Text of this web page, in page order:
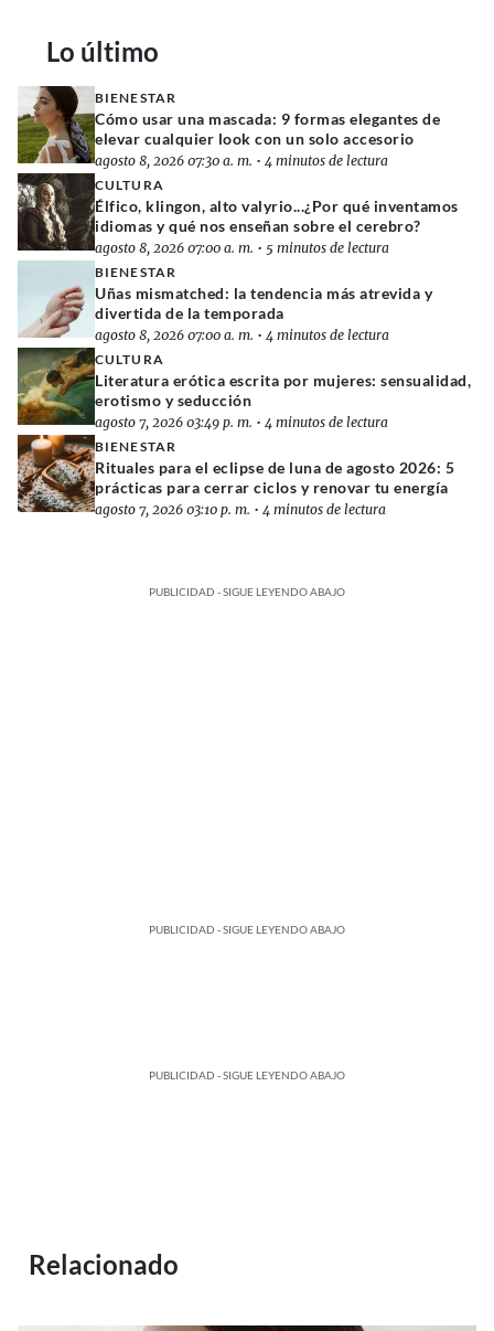
Lo último
BIENESTAR
Cómo usar una mascada: 9 formas elegantes de
elevar cualquier look con un solo accesorio
agosto 8, 2026 07:30 a. m. • 4 minutos de lectura
CULTURA
Élfico, klingon, alto valyrio...¿Por qué inventamos
idiomas y qué nos enseñan sobre el cerebro?
agosto 8, 2026 07:00 a. m. • 5 minutos de lectura
BIENESTAR
Uñas mismatched: la tendencia más atrevida y
divertida de la temporada
agosto 8, 2026 07:00 a. m. • 4 minutos de lectura
CULTURA
Literatura erótica escrita por mujeres: sensualidad,
erotismo y seducción
agosto 7, 2026 03:49 p. m. • 4 minutos de lectura
BIENESTAR
Rituales para el eclipse de luna de agosto 2026: 5
prácticas para cerrar ciclos y renovar tu energía
agosto 7, 2026 03:10 p. m. • 4 minutos de lectura
PUBLICIDAD - SIGUE LEYENDO ABAJO
PUBLICIDAD - SIGUE LEYENDO ABAJO
PUBLICIDAD - SIGUE LEYENDO ABAJO
Relacionado